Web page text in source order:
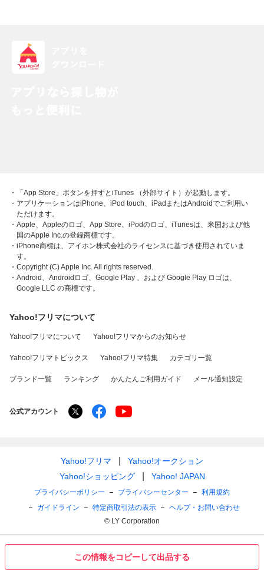
この情報をコピーして出品する
・「App Store」ボタンを押すとiTunes （外部サイト）が起動します。
・アプリケーションはiPhone、iPod touch、iPadまたはAndroidでご利用い
ただけます。
・Apple、Appleのロゴ、App Store、iPodのロゴ、iTunesは、米国および他
国のApple Inc.の登録商標です。
・iPhone商標は、アイホン株式会社のライセンスに基づき使用されていま
す。
・Copyright (C) Apple Inc. All rights reserved.
・Android、Androidロゴ、Google Play 、および Google Play ロゴは、
Google LLC の商標です。
Yahoo!フリマについて
Yahoo!フリマについて Yahoo!フリマからのお知らせ
Yahoo!フリマトピックス Yahoo!フリマ特集 カテゴリ一覧
ブランド一覧 ランキング かんたんご利用ガイド メール通知設定
公式アカウント
Yahoo!フリマ
Yahoo!オークション
Yahoo!ショッピング
Yahoo! JAPAN
プライバシーポリシー プライバシーセンター
利用規約
ガイドライン
特定商取引法の表示
ヘルプ・お問い合わせ
© LY Corporation